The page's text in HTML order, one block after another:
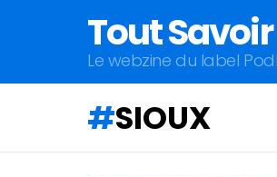
Tout Savoir
Le webzine du label
SIOUX